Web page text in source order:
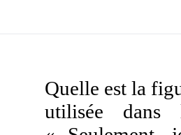
Quelle est la
utilisée dans